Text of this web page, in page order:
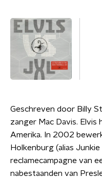
Geschreven door Billy
zanger Mac Davis. Elvis
Amerika. In 2002
Holkenburg (alias
reclamecampagne van
nabestaanden van